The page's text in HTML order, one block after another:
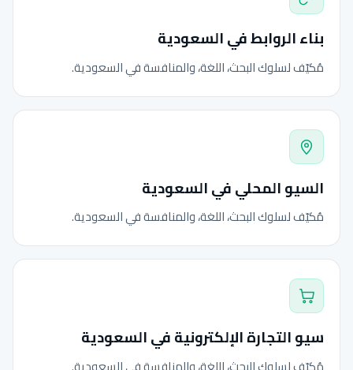
بناء الروابط في السعودية
مُكيّف لسلوك البحث، اللغة، والمنافسة في السعودية.
السيو المحلي في السعودية
مُكيّف لسلوك البحث، اللغة، والمنافسة في السعودية.
سيو التجارة الإلكترونية في السعودية